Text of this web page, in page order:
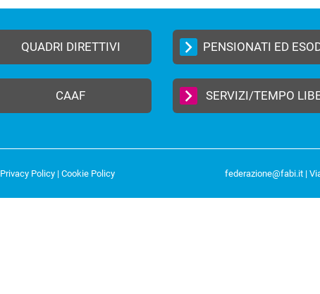
QUADRI DIRETTIVI PENSIONATI ED
CAAF SERVIZI/TEMPO
Privacy Policy | Cookie Policy federazione@fabi.it |